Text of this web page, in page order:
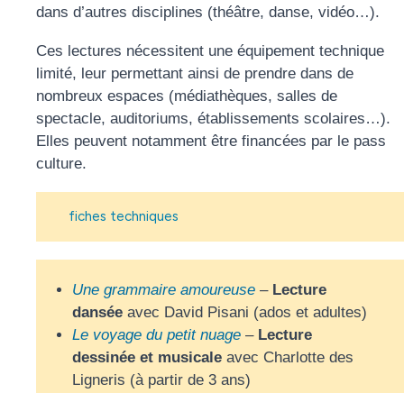
dans d’autres disciplines (théâtre, danse, vidéo…).
Ces lectures nécessitent une équipement technique
limité, leur permettant ainsi de prendre dans de
nombreux espaces (médiathèques, salles de
spectacle, auditoriums, établissements scolaires…).
Elles peuvent notamment être financées par le pass
culture.
fiches techniques
Une grammaire amoureuse –Lecture
dansée avec David Pisani (ados et adultes)
Le voyage du petit nuage – Lecture
dessinée et musicale avec Charlotte des
Ligneris (à partir de 3 ans)